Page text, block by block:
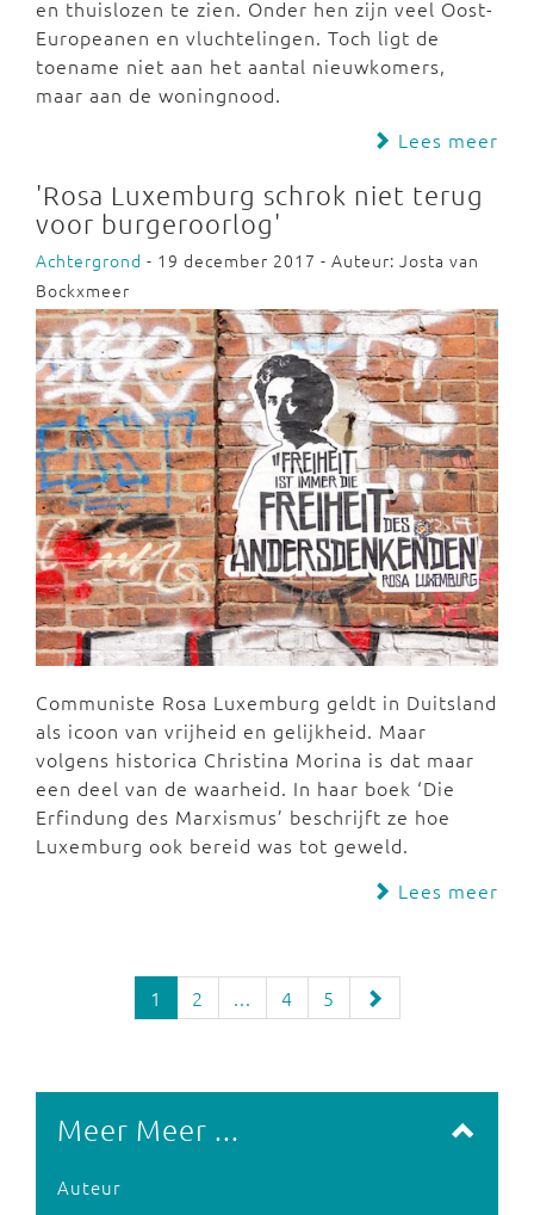
en thuislozen te zien. Onder hen zijn veel Oost-
Europeanen en vluchtelingen. Toch ligt de
toename niet aan het aantal nieuwkomers,
maar aan de woningnood.
Lees meer
'Rosa Luxemburg schrok niet terug
voor burgeroorlog'
Achtergrond - 19 december 2017 - Auteur: Josta van
Bockxmeer
Communiste Rosa Luxemburg geldt in Duitsland
als icoon van vrijheid en gelijkheid. Maar
volgens historica Christina Morina is dat maar
een deel van de waarheid. In haar boek ‘Die
Erfindung des Marxismus’ beschrijft ze hoe
Luxemburg ook bereid was tot geweld.
Lees meer
1 2 ... 4 5
Meer Meer ...
Auteur